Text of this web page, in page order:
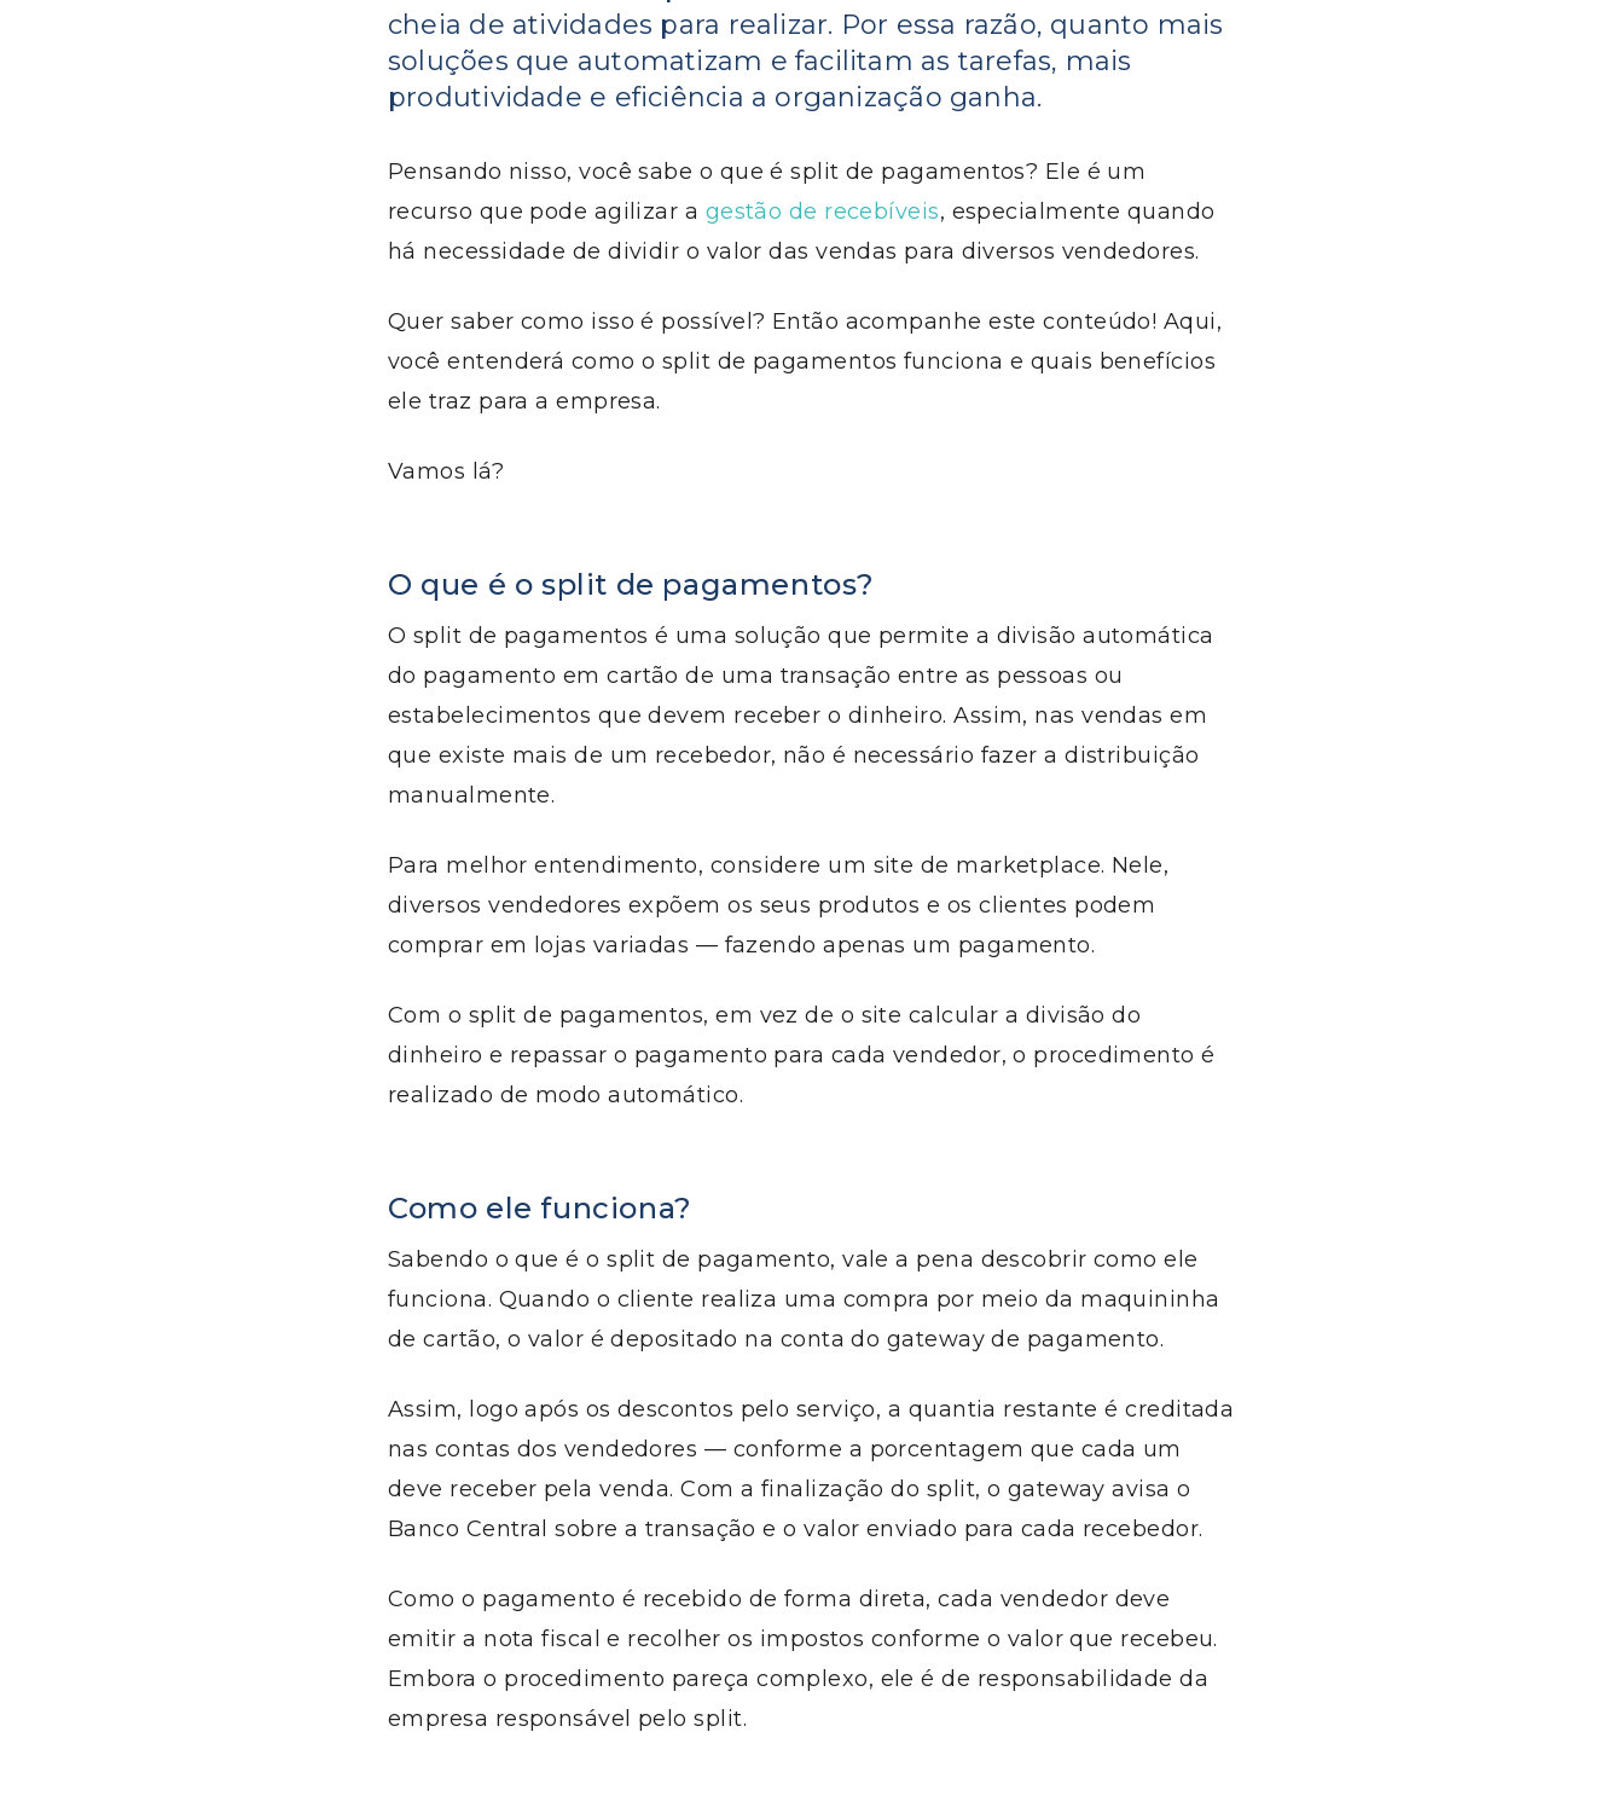
cheia de atividades para realizar. Por essa razão, quanto mais
soluções que automatizam e facilitam as tarefas, mais
produtividade e eficiência a organização ganha.
Pensando nisso, você sabe o que é split de pagamentos? Ele é um
recurso que pode agilizar a gestão de recebíveis, especialmente quando
há necessidade de dividir o valor das vendas para diversos vendedores.
Quer saber como isso é possível? Então acompanhe este conteúdo! Aqui,
você entenderá como o split de pagamentos funciona e quais benefícios
ele traz para a empresa.
Vamos lá?
O que é o split de pagamentos?
O split de pagamentos é uma solução que permite a divisão automática
do pagamento em cartão de uma transação entre as pessoas ou
estabelecimentos que devem receber o dinheiro. Assim, nas vendas em
que existe mais de um recebedor, não é necessário fazer a distribuição
manualmente.
Para melhor entendimento, considere um site de marketplace. Nele,
diversos vendedores expõem os seus produtos e os clientes podem
comprar em lojas variadas — fazendo apenas um pagamento.
Com o split de pagamentos, em vez de o site calcular a divisão do
dinheiro e repassar o pagamento para cada vendedor, o procedimento é
realizado de modo automático.
Como ele funciona?
Sabendo o que é o split de pagamento, vale a pena descobrir como ele
funciona. Quando o cliente realiza uma compra por meio da maquininha
de cartão, o valor é depositado na conta do gateway de pagamento.
Assim, logo após os descontos pelo serviço, a quantia restante é creditada
nas contas dos vendedores — conforme a porcentagem que cada um
deve receber pela venda. Com a finalização do split, o gateway avisa o
Banco Central sobre a transação e o valor enviado para cada recebedor.
Como o pagamento é recebido de forma direta, cada vendedor deve
emitir a nota fiscal e recolher os impostos conforme o valor que recebeu.
Embora o procedimento pareça complexo, ele é de responsabilidade da
empresa responsável pelo split.